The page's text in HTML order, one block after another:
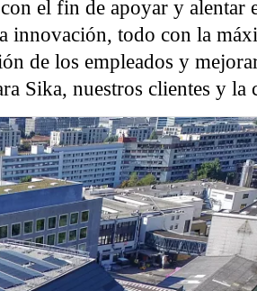
el fin de apoyar y
innovación, todo con la
de los empleados y
Sika, nuestros clientes y la